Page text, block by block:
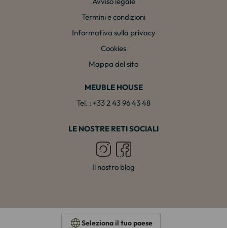
Termini e condizioni
Informativa sulla privacy
Cookies
Mappa del sito
MEUBLE HOUSE
Tel. : +33 2 43 96 43 48
LE NOSTRE RETI SOCIALI
Il nostro blog
Seleziona il tuo paese